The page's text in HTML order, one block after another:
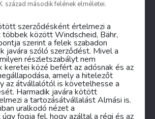
század második felének elméletei.
szerződéskéntértelmezi a
között Windscheid, Bähr,
szerint a felek szabadon
javára szóló szerződést. Mivel a
részletszabályt nem
keretei közé befért az adósnak és az
amely a hitelezőt
az átvállalótól is követelhesse a
Harmadik javára kötött
a tartozásátvállalást Almási is.
uralkodó nézet a
fogja fel, hogy azáltal a régi és az